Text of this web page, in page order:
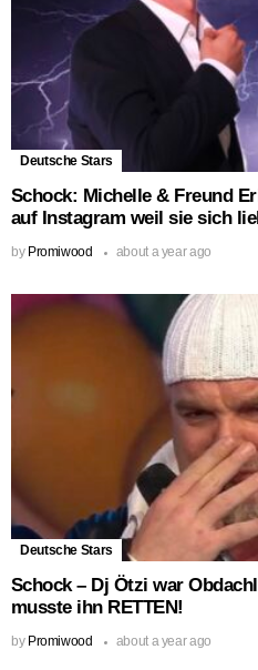
Deutsche Stars
Schock: Michelle & Freund
auf Instagram weil sie sich
by Promiwood about a year ago
Deutsche Stars
Schock – Dj Ötzi war
musste ihn RETTEN!
by Promiwood about a year ago